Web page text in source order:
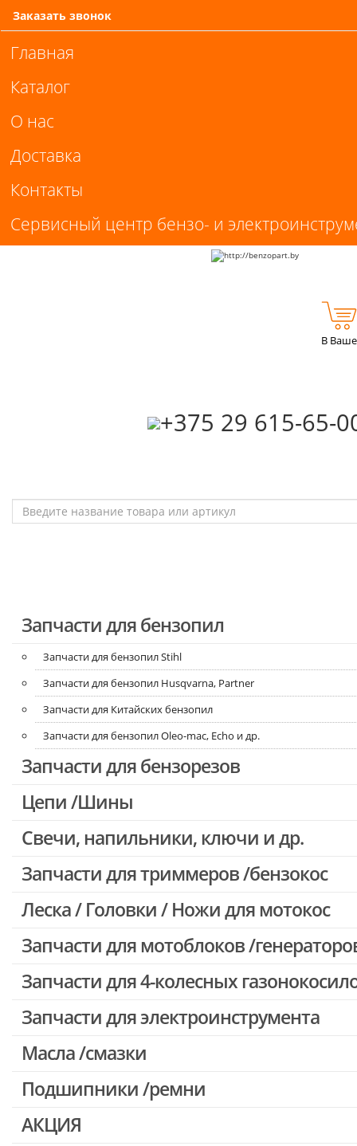
Заказать звонок
Главная
Каталог
О нас
Доставка
Контакты
Сервисный центр бензо- и
‎+375 29 615-65-
В
Запчасти для бензопил
Запчасти для бензопил Stihl
Запчасти для бензопил Husqvarna, Partner
Запчасти для Китайских бензопил
Запчасти для бензопил Oleo-mac, Echo и др.
Запчасти для бензорезов
Цепи /Шины
Свечи, напильники, ключи и др.
Запчасти для триммеров /бензокос
Запчасти для Китайских триммеров
Леска / Головки / Ножи для мотокос
Запчасти для мотоблоков /
Запчасти для 4-колесных
Запчасти для электроинструмента
Двигатели, редукторы для шуруповертов
Выключатели, переключатели
Запчасти для перфораторов и отбойных молотков
Масла /смазки
Подшипники /ремни
АКЦИЯ